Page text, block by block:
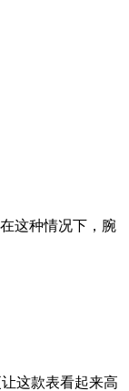
这种情况下，腕
这款表看起来高